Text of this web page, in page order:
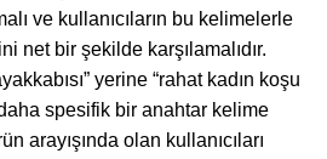
ve kullanıcıların bu kelimelerle
net bir şekilde karşılamalıdır.
yerine “rahat kadın koşu
spesifik bir anahtar kelime
arayışında olan kullanıcıları